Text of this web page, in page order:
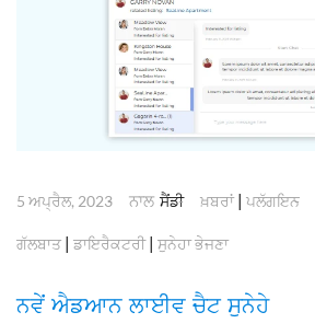
5 ਅਪ੍ਰੈਲ, 2023 ਨਾਲ ਸੈਂਡੀ ਖ਼ਬਰਾਂ| ਪਲੱਗਇਨ
ਗੱਲਬਾਤ ਡਾਇਰੈਕਟਰੀ| ਸੁਨੇਹਾ ਭੇਜਣਾ
ਨਵੇਂ ਐਡਆਨ ਲਾਈਵ ਚੈਟ ਸੁਨੇਹੇ